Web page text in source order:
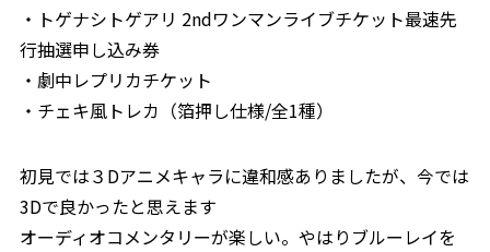
・トゲナシトゲアリ 2ndワンマンライブチケット最速先
行抽選申し込み券
・劇中レプリカチケット
・チェキ風トレカ（箔押し仕様/全1種）
初見では３Dアニメキャラに違和感ありましたが、今では
3Dで良かったと思えます
オーディオコメンタリーが楽しい。やはりブルーレイを